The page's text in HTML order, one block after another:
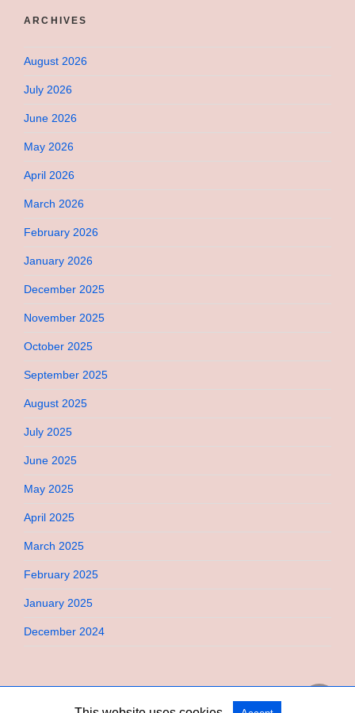
ARCHIVES
August 2026
July 2026
June 2026
May 2026
April 2026
March 2026
February 2026
January 2026
December 2025
November 2025
October 2025
September 2025
August 2025
July 2025
June 2025
May 2025
April 2025
March 2025
February 2025
January 2025
December 2024